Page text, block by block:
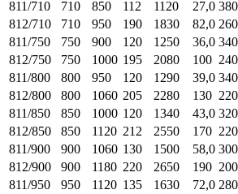
811/710
710 850 112 1120 27,0 380
812/710
710 950 190 1830 82,0 260
811/750
750 900 120 1250 36,0 340
812/750
750 1000 195 2080 100 240
811/800
800 950 120 1290 39,0 340
812/800
800 1060 205 2280 130 220
811/850
850 1000 120 1340 43,0 320
812/850
850 1120 212 2550 170 220
811/900
900 1060 130 1500 58,0 300
812/900
900 1180 220 2650 190 200
811/950
950 1120 135 1630 72,0 280